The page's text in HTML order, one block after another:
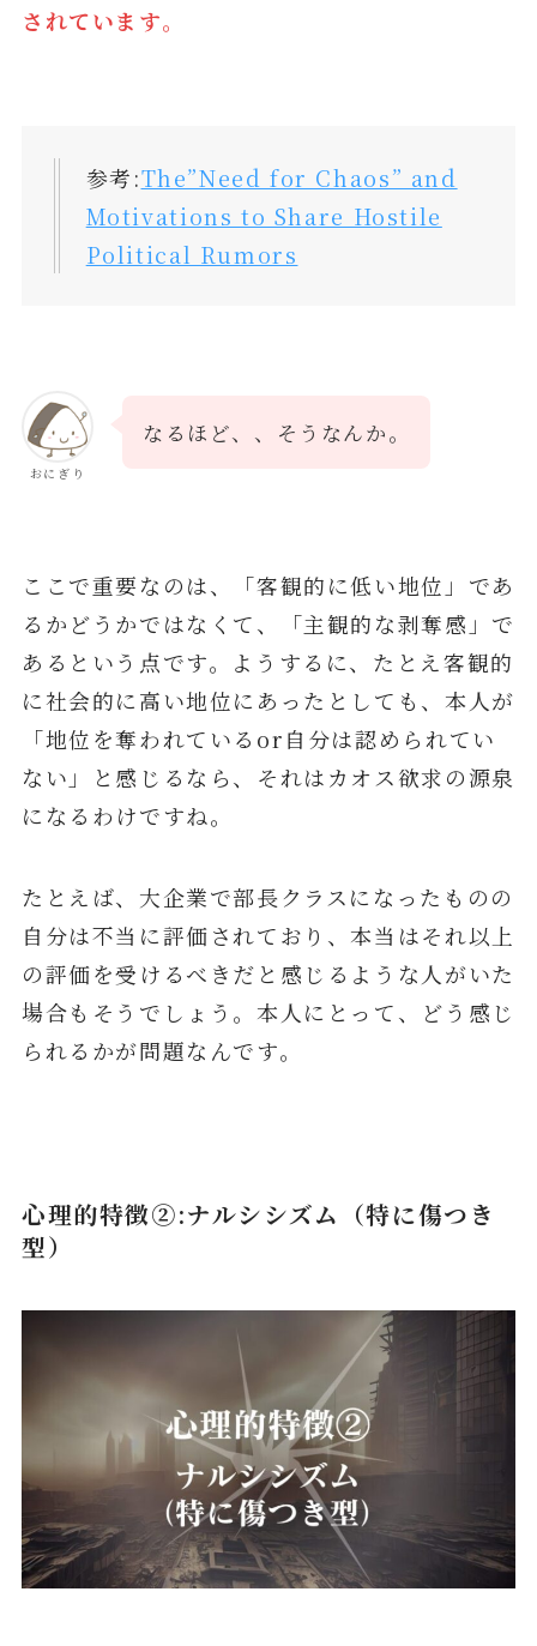
されています。
参考:The”Need for Chaos” and
Motivations to Share Hostile
Political Rumors
おにぎり
なるほど、、そうなんか。
ここで重要なのは、「客観的に低い地位」であ
るかどうかではなくて、「主観的な剥奪感」で
あるという点です。ようするに、たとえ客観的
に社会的に高い地位にあったとしても、本人が
「地位を奪われているor自分は認められてい
ない」と感じるなら、それはカオス欲求の源泉
になるわけですね。
たとえば、大企業で部長クラスになったものの
自分は不当に評価されており、本当はそれ以上
の評価を受けるべきだと感じるような人がいた
場合もそうでしょう。本人にとって、どう感じ
られるかが問題なんです。
心理的特徴②:ナルシシズム（特に傷つき
型）